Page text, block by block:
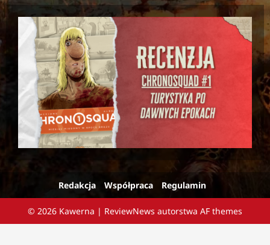
Redakcja Współpraca Regulamin
© 2026 Kawerna | ReviewNews autorstwa AF themes